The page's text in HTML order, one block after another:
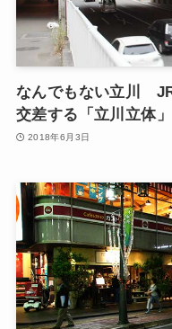
なんでもない立川
交差する「立川立体」
2018年6月3日